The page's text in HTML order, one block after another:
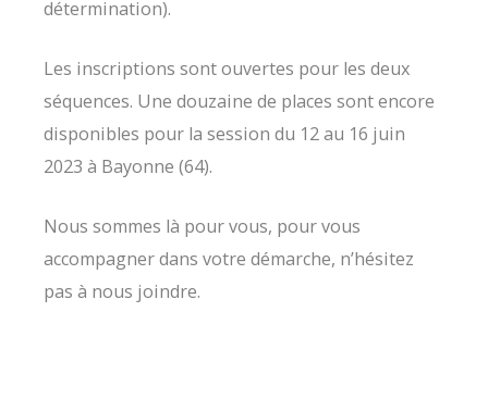
détermination).
Les inscriptions sont ouvertes pour les deux
séquences. Une douzaine de places sont encore
disponibles pour la session du 12 au 16 juin
2023 à Bayonne (64).
Nous sommes là pour vous, pour vous
accompagner dans votre démarche, n’hésitez
pas à nous joindre.